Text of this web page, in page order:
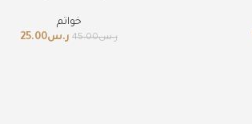
خواتم
ر.س45.00 ر.س25.00